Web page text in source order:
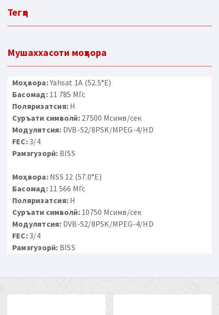
Тегҳо
Мушаххасоти моҳвора
Моҳвора:Yahsat 1A (52.5°E)
Басомад:11 785 МГс
Поляризатсия: H
Суръати символӣ:27500 Мсимв/сек
Модулятсия: DVB-S2/8PSK/MPEG-4/HD
FEC:3/4
Рамзгузорӣ: BISS
Моҳвора:NSS 12 (57.0°E)
Басомад:11 566 МГс
Поляризатсия: H
Суръати символӣ:10750 Мсимв/сек
Модулятсия: DVB-S2/8PSK/MPEG-4/HD
FEC:3/4
Рамзгузорӣ: BISS